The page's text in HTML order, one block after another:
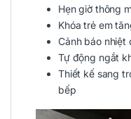
Hẹn giờ thông
Khóa trẻ em
Cảnh báo nhiệt
Tự động ngắt
Thiết kế sang
bếp